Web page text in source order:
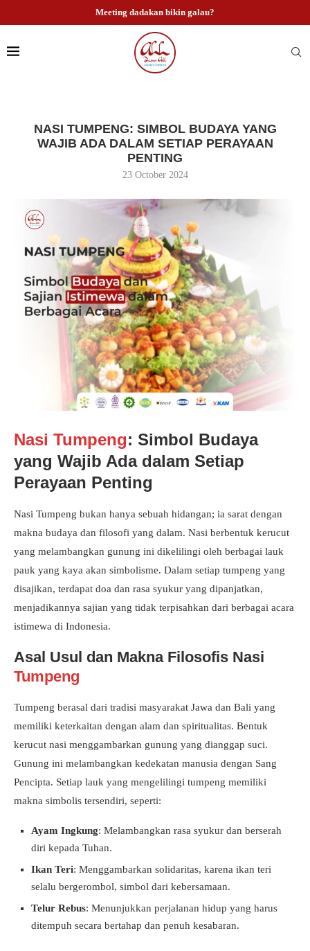
Meeting dadakan bikin galau?
NASI TUMPENG: SIMBOL BUDAYA YANG
WAJIB ADA DALAM SETIAP PERAYAAN
PENTING
23 October 2024
Nasi Tumpeng: Simbol Budaya
yang Wajib Ada dalam Setiap
Perayaan Penting
Nasi Tumpeng bukan hanya sebuah hidangan; ia sarat dengan
makna budaya dan filosofi yang dalam. Nasi berbentuk kerucut
yang melambangkan gunung ini dikelilingi oleh berbagai lauk
pauk yang kaya akan simbolisme. Dalam setiap tumpeng yang
disajikan, terdapat doa dan rasa syukur yang dipanjatkan,
menjadikannya sajian yang tidak terpisahkan dari berbagai acara
istimewa di Indonesia.
Asal Usul dan Makna Filosofis Nasi
Tumpeng
Tumpeng berasal dari tradisi masyarakat Jawa dan Bali yang
memiliki keterkaitan dengan alam dan spiritualitas. Bentuk
kerucut nasi menggambarkan gunung yang dianggap suci.
Gunung ini melambangkan kedekatan manusia dengan Sang
Pencipta. Setiap lauk yang mengelilingi tumpeng memiliki
makna simbolis tersendiri, seperti:
Ayam Ingkung: Melambangkan rasa syukur dan berserah
diri kepada Tuhan.
Ikan Teri: Menggambarkan solidaritas, karena ikan teri
selalu bergerombol, simbol dari kebersamaan.
Telur Rebus: Menunjukkan perjalanan hidup yang harus
ditempuh secara bertahap dan penuh kesabaran.